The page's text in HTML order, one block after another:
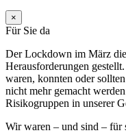
×
Für Sie da
Der Lockdown im März
Herausforderungen
waren, konnten oder
nicht mehr gemacht
Risikogruppen in unserer
Wir waren – und sind – für